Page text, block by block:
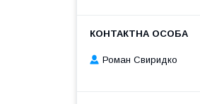
Роман Свиридко